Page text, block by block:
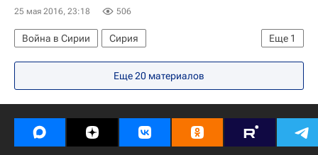
25 мая 2016, 23:18 506
Еще 1
Война в Сирии
Сирия
Министерство обороны РФ (Минобороны РФ)
Еще 20 материалов